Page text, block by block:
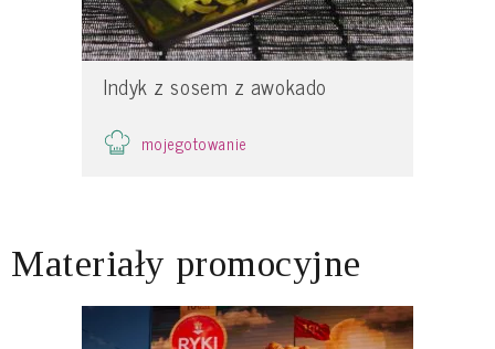
Indyk z sosem z awokado
mojegotowanie
Materiały promocyjne